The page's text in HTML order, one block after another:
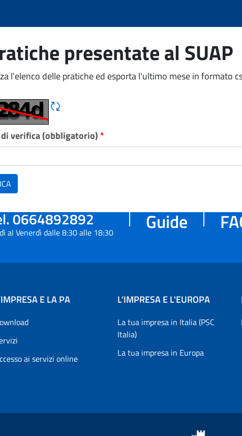
presentate al SUAP
l'elenco delle pratiche ed esporta l'ultimo mese in formato
Rigene CAPTCHA
di verifica (obbligatorio) *
0664892892
al Venerdì dalle 8:30 alle 18:30 Guide
E LA PA
ai servizi online
L’IMPRESA E L'EUROPA
La tua impresa in Italia (PSC
Italia)
La tua impresa in Europa